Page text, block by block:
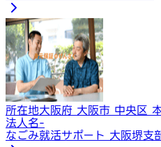
所在地大阪府 大阪市 中央区
法人名-
なごみ就活サポート 大阪堺支